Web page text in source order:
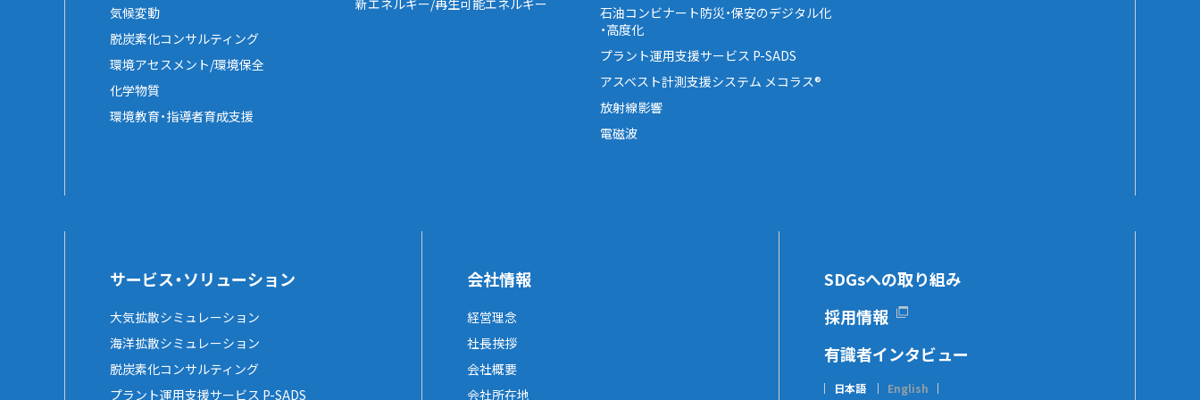
気候変動
脱炭素化コンサルティング
環境アセスメント/環境保全
化学物質
環境教育・指導者育成支援
新エネルギー/再生可能エネルギー
石油コンビナート防災・保安のデジタル化
・高度化
プラント運用支援サービス P-SADS
アスベスト計測支援システム メコラス®
放射線影響
電磁波
サービス・ソリューション
大気拡散シミュレーション
海洋拡散シミュレーション
脱炭素化コンサルティング
プラント運用支援サービス P-SADS
会社情報
経営理念
社長挨拶
会社概要
会社所在地
SDGsへの取り組み
採用情報
有識者インタビュー
日本語 English